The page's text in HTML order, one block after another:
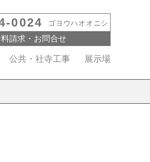
0024 ゴヨウハオオニシ
料請求・お問合せ
公共・社寺工事 展示場